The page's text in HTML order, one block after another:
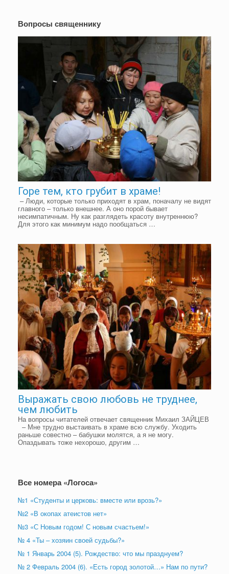
Вопросы священнику
Горе тем, кто грубит в храме!
– Люди, которые только приходят в храм, поначалу не видят
главного – только внешнее. А оно порой бывает
несимпатичным. Ну как разглядеть красоту внутреннюю?
Для этого как минимум надо пообщаться …
Выражать свою любовь не труднее,
чем любить
На вопросы читателей отвечает священник Михаил ЗАЙЦЕВ
– Мне трудно выстаивать в храме всю службу. Уходить
раньше совестно – бабушки молятся, а я не могу.
Опаздывать тоже нехорошо, другим …
Все номера «Логоса»
№1 «Студенты и церковь: вместе или врозь?»
№2 «В окопах атеистов нет»
№3 «С Новым годом! С новым счастьем!»
№ 4 «Ты – хозяин своей судьбы?»
№ 1 Январь 2004 (5). Рождество: что мы празднуем?
№ 2 Февраль 2004 (6). «Есть город золотой…» Нам по пути?